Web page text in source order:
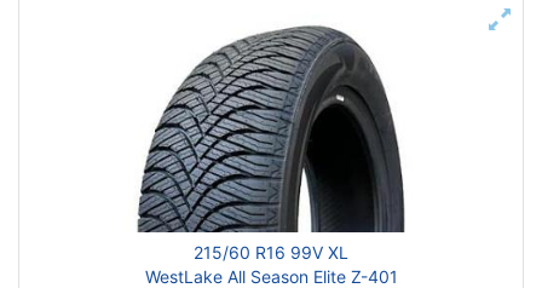
215/60 R16 99V XL
WestLake All Season Elite Z-401